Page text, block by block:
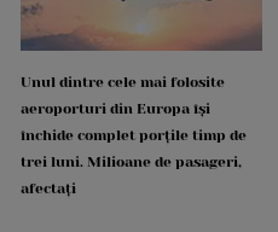
Unul dintre cele mai folosite
aeroporturi din Europa își
închide complet porțile timp de
trei luni. Milioane de pasageri,
afectați